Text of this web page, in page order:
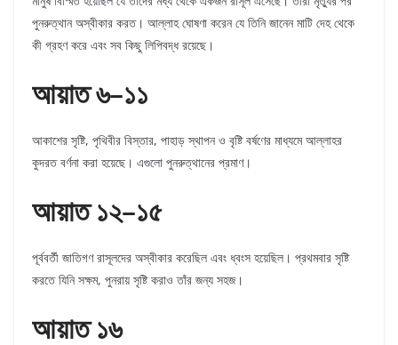
পুনরুত্থান অস্বীকার করত। আল্লাহ ঘোষণা করেন যে তিনি জানেন মাটি দেহ থেকে
কী গ্রহণ করে এবং সব কিছু লিপিবদ্ধ রয়েছে।
আয়াত ৬–১১
আকাশের সৃষ্টি, পৃথিবীর বিস্তার, পাহাড় স্থাপন ও বৃষ্টি বর্ষণের মাধ্যমে আল্লাহর
কুদরত বর্ণনা করা হয়েছে। এগুলো পুনরুত্থানের প্রমাণ।
আয়াত ১২–১৫
পূর্ববর্তী জাতিগণ রাসূলদের অস্বীকার করেছিল এবং ধ্বংস হয়েছিল। প্রথমবার সৃষ্টি
করতে যিনি সক্ষম, পুনরায় সৃষ্টি করাও তাঁর জন্য সহজ।
আয়াত ১৬